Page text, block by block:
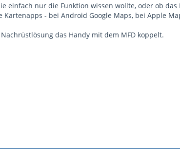
einfach nur die Funktion wissen wollte, oder ob
- bei Android Google Maps, bei Apple
das Handy mit dem MFD koppelt.